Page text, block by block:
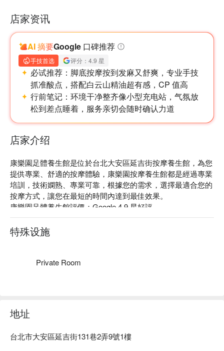
店家资讯
AI 摘要Google 口碑推荐
手技首选 评分：4.9 星
必试推荐： 脚底按摩按到发麻又舒爽，专业手技
抓准酸点，搭配白云山精油超有感，CP 值高
行前笔记： 环境干净整齐像小型充电站，气氛放
松到差点睡着，服务亲切会随时确认力道
店家介绍
康樂園足體養生館是位於台北大安區延吉街按摩養生館，為您
提供專業、舒適的按摩體驗，康樂園按摩養生館都是經過專業
培訓，技術嫻熟、專業可靠，根據您的需求，選擇最適合您的
按摩方式，讓您在最短的時間內達到最佳效果。
康樂園足體養生館評價：Google 4.9 星好評。
康樂園足體養生館服務推薦：腳底薑汁排寒、全身薑汁排寒。
康樂園足體養生館預約、康樂園足體養生館價格立刻查看 ⬇️
特殊设施
Private Room
地址
台北市大安區延吉街131巷2弄9號1樓